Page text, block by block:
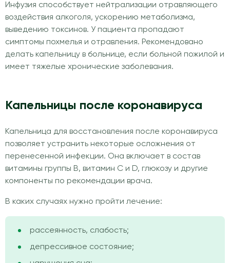
Инфузия способствует нейтрализации отравляющего
воздействия алкоголя, ускорению метаболизма,
выведению токсинов. У пациента пропадают
симптомы похмелья и отравления. Рекомендовано
делать капельницу в больнице, если больной пожилой и
имеет тяжелые хронические заболевания.
Капельницы после коронавируса
Капельница для восстановления после коронавируса
позволяет устранить некоторые осложнения от
перенесенной инфекции. Она включает в состав
витамины группы B, витамин С и D, глюкозу и другие
компоненты по рекомендации врача.
В каких случаях нужно пройти лечение:
рассеянность, слабость;
депрессивное состояние;